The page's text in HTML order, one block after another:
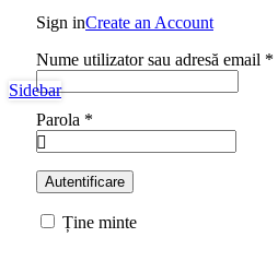
Sign inCreate an Account
Nume utilizator sau adresă email *
Parola *
Autentificare
Ține minte
Sidebar